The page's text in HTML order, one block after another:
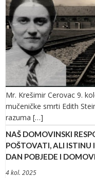
Mr. Krešimir Cerovac 9.
mučeničke smrti Edith
razuma […]
NAŠ DOMOVINSKI
POŠTOVATI, ALI
DAN POBJEDE I
4 kol. 2025